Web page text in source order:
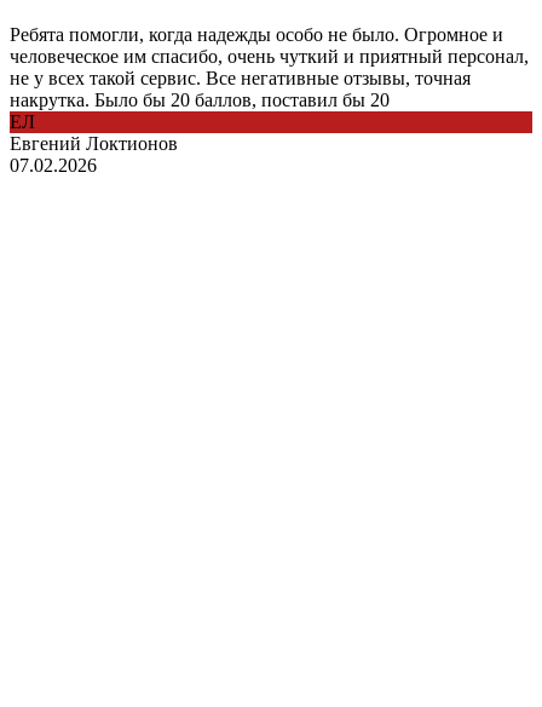
Ребята помогли, когда надежды особо не было. Огромное и
человеческое им спасибо, очень чуткий и приятный персонал,
не у всех такой сервис. Все негативные отзывы, точная
накрутка. Было бы 20 баллов, поставил бы 20
ЕЛ
Евгений Локтионов
07.02.2026